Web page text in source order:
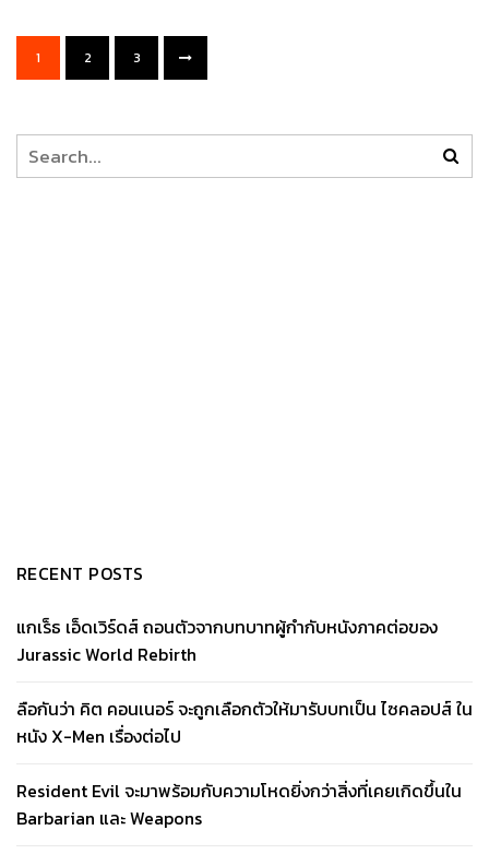
1 2 3
RECENT POSTS
แกเร็ธ เอ็ดเวิร์ดส์ ถอนตัวจากบทบาทผู้กำกับหนังภาคต่อของ
Jurassic World Rebirth
ลือกันว่า คิต คอนเนอร์ จะถูกเลือกตัวให้มารับบทเป็น ไซคลอปส์ ใน
หนัง X-Men เรื่องต่อไป
Resident Evil จะมาพร้อมกับความโหดยิ่งกว่าสิ่งที่เคยเกิดขึ้นใน
Barbarian และ Weapons